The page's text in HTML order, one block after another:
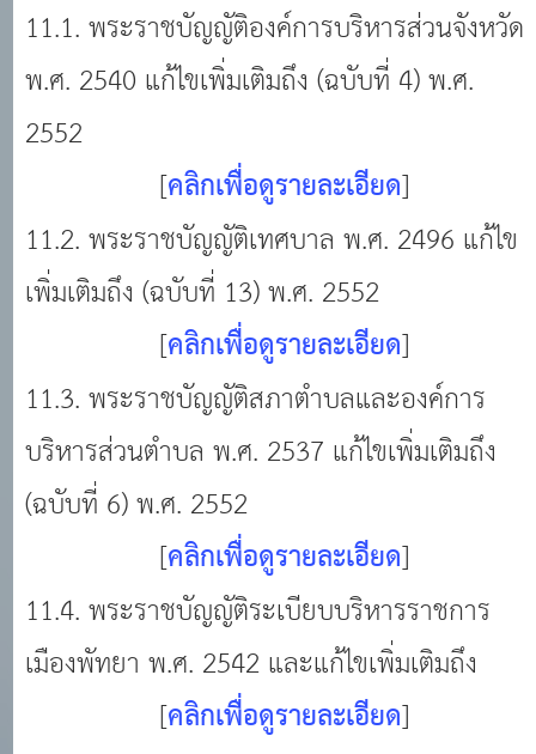
11.1. พระราชบัญญัติองค์การบริหารส่วนจังหวัด
พ.ศ. 2540 แก้ไขเพิ่มเติมถึง (ฉบับที่ 4) พ.ศ.
2552
[คลิกเพื่อดูรายละเอียด]
11.2. พระราชบัญญัติเทศบาล พ.ศ. 2496 แก้ไข
เพิ่มเติมถึง (ฉบับที่ 13) พ.ศ. 2552
[คลิกเพื่อดูรายละเอียด]
11.3. พระราชบัญญัติสภาตำบลและองค์การ
บริหารส่วนตำบล พ.ศ. 2537 แก้ไขเพิ่มเติมถึง
(ฉบับที่ 6) พ.ศ. 2552
[คลิกเพื่อดูรายละเอียด]
11.4. พระราชบัญญัติระเบียบบริหารราชการ
เมืองพัทยา พ.ศ. 2542 และแก้ไขเพิ่มเติมถึง
[คลิกเพื่อดูรายละเอียด]